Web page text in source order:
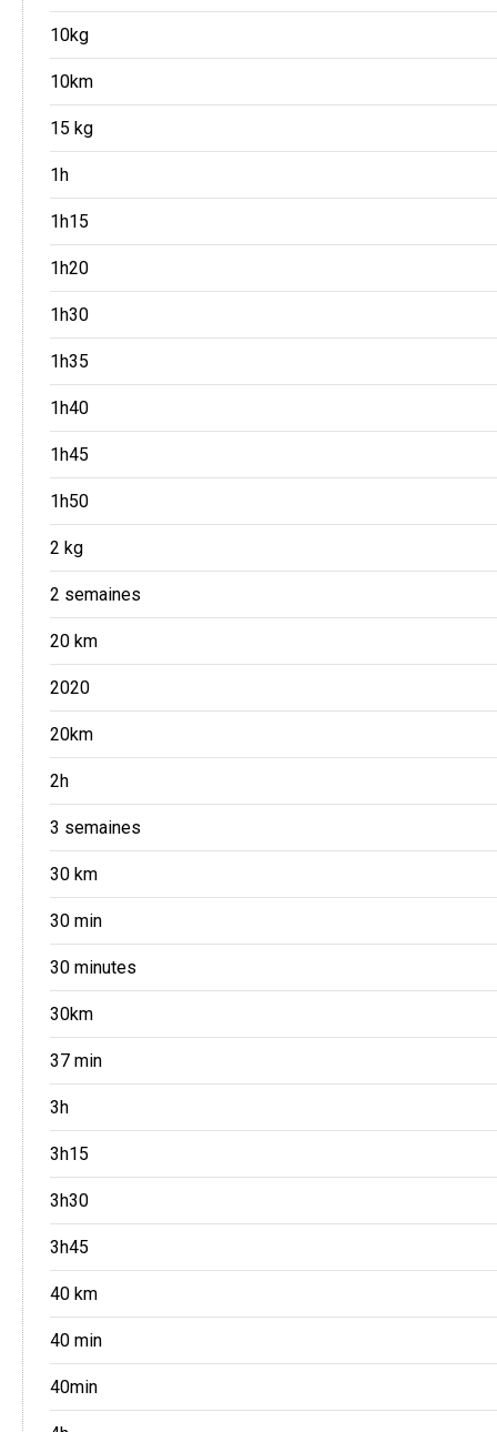
10kg
10km
15 kg
1h
1h15
1h20
1h30
1h35
1h40
1h45
1h50
2 kg
2 semaines
20 km
2020
20km
2h
3 semaines
30 km
30 min
30 minutes
30km
37 min
3h
3h15
3h30
3h45
40 km
40 min
40min